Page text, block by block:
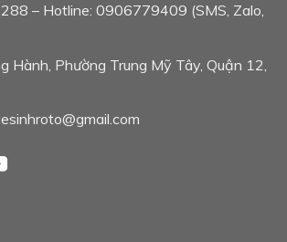
– Hotline: 0906779409 (SMS, Zalo,
Hành, Phường Trung Mỹ Tây, Quận 12,